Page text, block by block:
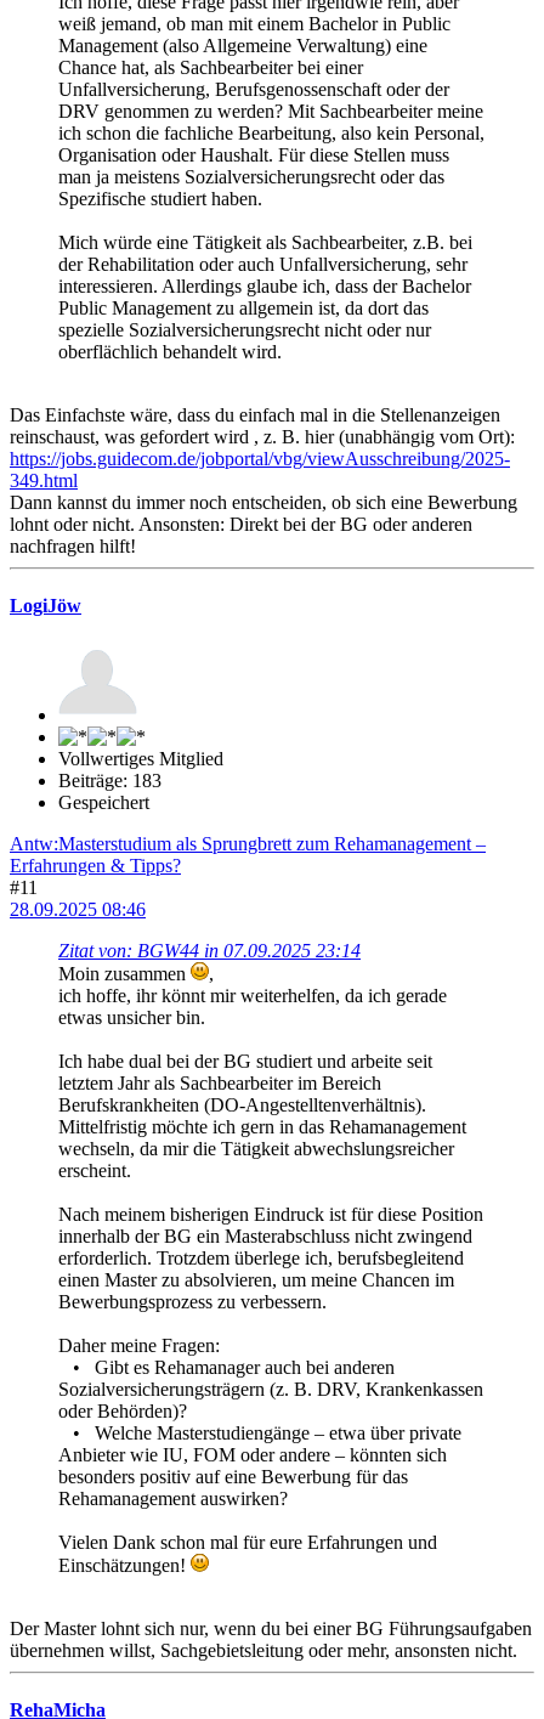
weiß jemand, ob man mit einem Bachelor in Public
Management (also Allgemeine Verwaltung) eine
Chance hat, als Sachbearbeiter bei einer
Unfallversicherung, Berufsgenossenschaft oder der
DRV genommen zu werden? Mit Sachbearbeiter meine
ich schon die fachliche Bearbeitung, also kein Personal,
Organisation oder Haushalt. Für diese Stellen muss
man ja meistens Sozialversicherungsrecht oder das
Spezifische studiert haben.
Mich würde eine Tätigkeit als Sachbearbeiter, z.B. bei
der Rehabilitation oder auch Unfallversicherung, sehr
interessieren. Allerdings glaube ich, dass der Bachelor
Public Management zu allgemein ist, da dort das
spezielle Sozialversicherungsrecht nicht oder nur
oberflächlich behandelt wird.
Das Einfachste wäre, dass du einfach mal in die Stellenanzeigen
reinschaust, was gefordert wird , z. B. hier (unabhängig vom Ort):
https://jobs.guidecom.de/jobportal/vbg/viewAusschreibung/2025-
349.html
Dann kannst du immer noch entscheiden, ob sich eine Bewerbung
lohnt oder nicht. Ansonsten: Direkt bei der BG oder anderen
nachfragen hilft!
LogiJöw
Vollwertiges Mitglied
Beiträge: 183
Gespeichert
Antw:Masterstudium als Sprungbrett zum Rehamanagement –
Erfahrungen & Tipps?
#11
28.09.2025 08:46
Zitat von: BGW44 in 07.09.2025 23:14
Moin zusammen
,
ich hoffe, ihr könnt mir weiterhelfen, da ich gerade
etwas unsicher bin.
Ich habe dual bei der BG studiert und arbeite seit
letztem Jahr als Sachbearbeiter im Bereich
Berufskrankheiten (DO-Angestelltenverhältnis).
Mittelfristig möchte ich gern in das Rehamanagement
wechseln, da mir die Tätigkeit abwechslungsreicher
erscheint.
Nach meinem bisherigen Eindruck ist für diese Position
innerhalb der BG ein Masterabschluss nicht zwingend
erforderlich. Trotzdem überlege ich, berufsbegleitend
einen Master zu absolvieren, um meine Chancen im
Bewerbungsprozess zu verbessern.
Daher meine Fragen:
• Gibt es Rehamanager auch bei anderen
Sozialversicherungsträgern (z. B. DRV, Krankenkassen
oder Behörden)?
• Welche Masterstudiengänge – etwa über private
Anbieter wie IU, FOM oder andere – könnten sich
besonders positiv auf eine Bewerbung für das
Rehamanagement auswirken?
Vielen Dank schon mal für eure Erfahrungen und
Einschätzungen!
Der Master lohnt sich nur, wenn du bei einer BG Führungsaufgaben
übernehmen willst, Sachgebietsleitung oder mehr, ansonsten nicht.
RehaMicha